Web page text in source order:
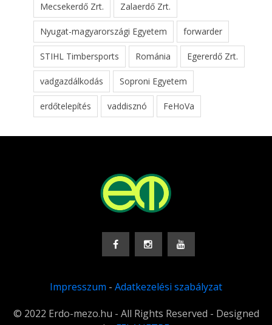
Mecsekerdő Zrt. Zalaerdő Zrt.
Nyugat-magyarországi Egyetem forwarder
STIHL Timbersports Románia Egererdő Zrt.
vadgazdálkodás Soproni Egyetem
erdőtelepítés vaddisznó FeHoVa
Impresszum - Adatkezelési szabályzat
© 2022 Erdo-mezo.hu - All Rights Reserved - Designed